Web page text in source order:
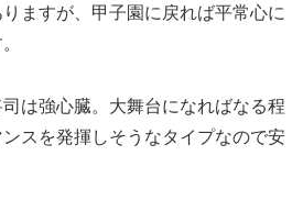
ますが、甲子園に戻れば平常心に
は強心臓。大舞台になればなる程
スを発揮しそうなタイプなので安